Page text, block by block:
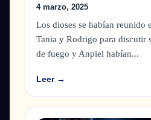
4 marzo, 2025
Los dioses se habían reunido
Tania y Rodrigo para discutir
de fuego y Anpiel habían...
Leer →